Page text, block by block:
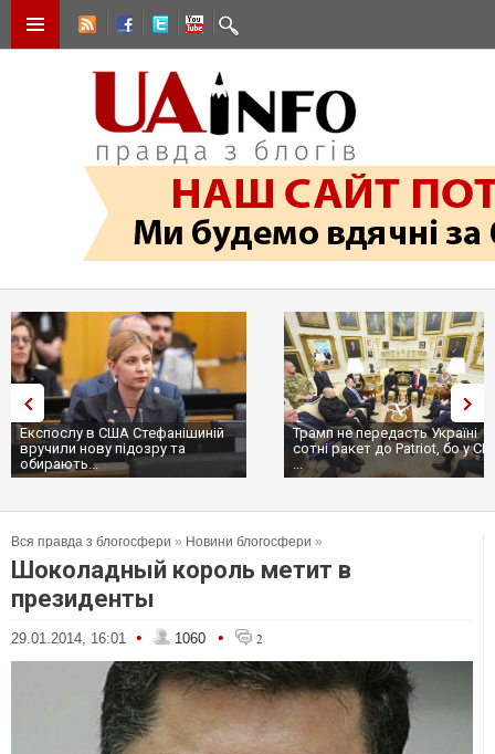
Експослу в США Стефанішиній
вручили нову підозру та
обирають...
Трамп не передасть Україні
сотні ракет до Patriot, бо у
...
Вся правда з блогосфери » Новини блогосфери »
Шоколадный король метит в
президенты
29.01.2014, 16:01 • 1060 • 2